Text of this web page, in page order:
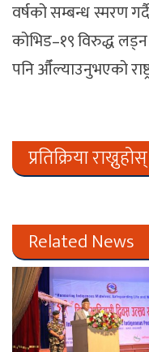
वर्षको सम्बन्ध स्मरण
कोभिड–१९ विरुद्ध
पनि औँल्याउनुभएको
प्रतिक्रिया राख्नुहोस्
Related News